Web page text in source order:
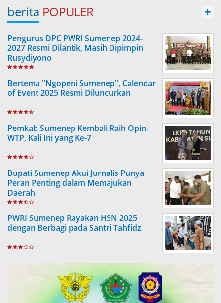
berita POPULER +
Pengurus DPC PWRI Sumenep 2024-
2027 Resmi Dilantik, Masih Dipimpin
Rusydiyono
Bertema "Ngopeni Sumenep", Calendar
of Event 2025 Resmi Diluncurkan
Pemkab Sumenep Kembali Raih Opini
WTP, Kali Ini yang Ke-7
Bupati Sumenep Akui Jurnalis Punya
Peran Penting dalam Memajukan
Daerah
PWRI Sumenep Rayakan HSN 2025
dengan Berbagi pada Santri Tahfidz